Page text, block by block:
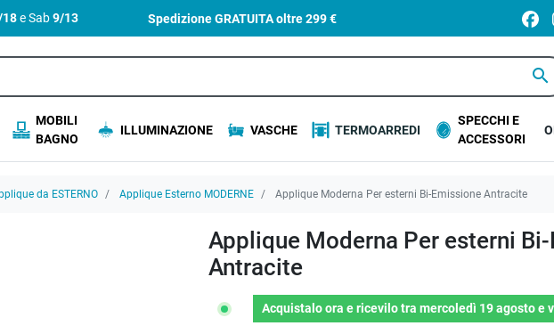
18e Sab9/13 Spedizione GRATUITA oltre299 €
search
MOBILI
BAGNO
ILLUMINAZIONE VASCHE TERMOARREDI
SPECCHI E
ACCESSORI
da ESTERNO Applique Esterno MODERNE Applique Moderna Per esterni Bi-Emissione Antracite
Applique Moderna Per esterni
Antracite
Acquistalo ora e ricevilotramercoledì 19 agostoe